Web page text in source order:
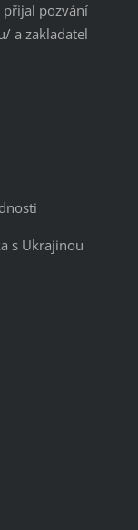
přijal pozvání
a zakladatel
s Ukrajinou